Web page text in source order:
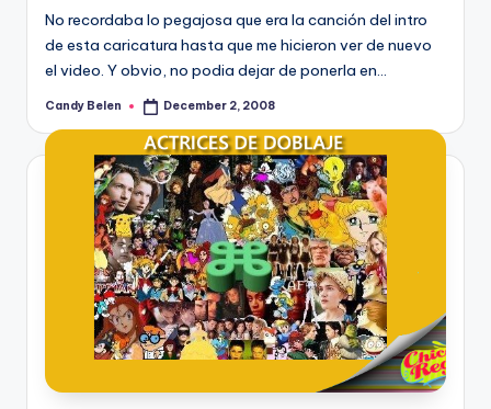
No recordaba lo pegajosa que era la canción del intro
de esta caricatura hasta que me hicieron ver de nuevo
el video. Y obvio, no podia dejar de ponerla en…
Posted
Candy Belen December 2, 2008